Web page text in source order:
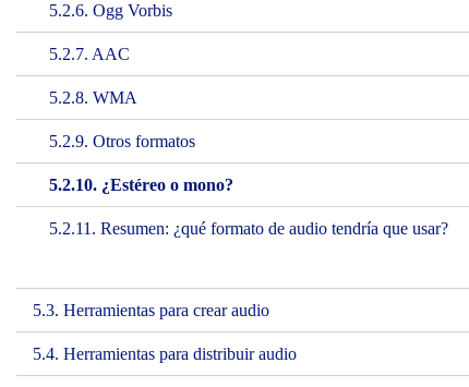
5.2.6. Ogg Vorbis
5.2.7. AAC
5.2.8. WMA
5.2.9. Otros formatos
5.2.10. ¿Estéreo o mono?
5.2.11. Resumen: ¿qué formato de audio tendría que usar?
5.3. Herramientas para crear audio
5.4. Herramientas para distribuir audio